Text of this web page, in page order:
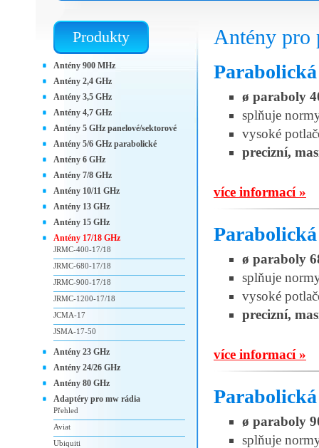
Antény pro
ø paraboly
splňuje
vysoké
precizní,
více informací »
ø paraboly
splňuje
vysoké
precizní,
více informací »
ø paraboly
splňuje
Produkty
Antény 900 MHz
Antény 2,4 GHz
Antény 3,5 GHz
Antény 4,7 GHz
Antény 5 GHz panelové/sektorové
Antény 5/6 GHz parabolické
Antény 6 GHz
Antény 7/8 GHz
Antény 10/11 GHz
Antény 13 GHz
Antény 15 GHz
Antény 17/18 GHz
JRMC-400-17/18
JRMC-680-17/18
JRMC-900-17/18
JRMC-1200-17/18
JCMA-17
JSMA-17-50
Antény 23 GHz
Antény 24/26 GHz
Antény 80 GHz
Adaptéry pro mw rádia
Přehled
Aviat
Ubiquiti